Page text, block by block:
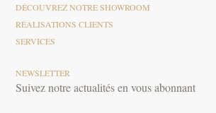
DÉCOUVREZ NOTRE SHOWROOM
RÉALISATIONS CLIENTS
SERVICES
NEWSLETTER
Suivez notre actualités en vous abonnant